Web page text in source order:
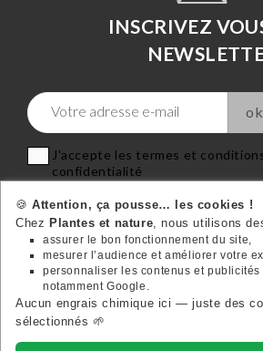
INSCRIVEZ
J'accepte les termes et
confidentialité
VOTRE COMPTE
🍪Attention, ça pousse… les cookies !
Chez Plantes et nature, nous utilisons
assurer le bon fonctionnement du site,
mesurer l’audience et améliorer votre
personnaliser les contenus et
notamment Google.
Aucun engrais chimique ici — juste des
sélectionnés 🌱